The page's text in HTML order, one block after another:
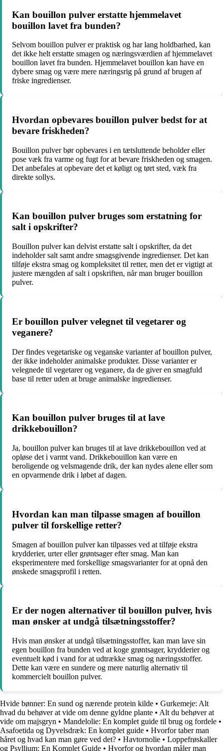
Kan bouillon pulver erstatte hjemmelavet
bouillon lavet fra bunden?
Selvom bouillon pulver er praktisk og har lang holdbarhed, kan
det ikke helt erstatte smagen og næringsværdien af hjemmelavet
bouillon lavet fra bunden. Hjemmelavet bouillon kan have en
dybere smag og være mere næringsrig på grund af brugen af
friske ingredienser.
Hvordan opbevares bouillon pulver bedst for at
bevare friskheden?
Bouillon pulver bør opbevares i en tætsluttende beholder eller
pose væk fra varme og fugt for at bevare friskheden og smagen.
Det anbefales at opbevare det et køligt og tørt sted, væk fra
direkte sollys.
Kan bouillon pulver bruges som erstatning for
salt i opskrifter?
Bouillon pulver kan delvist erstatte salt i opskrifter, da det
indeholder salt samt andre smagsgivende ingredienser. Det kan
tilføje ekstra smag og kompleksitet til retter, men det er vigtigt at
justere mængden af salt i opskriften, når man bruger bouillon
pulver.
Er bouillon pulver velegnet til vegetarer og
veganere?
Der findes vegetariske og veganske varianter af bouillon pulver,
der ikke indeholder animalske produkter. Disse varianter er
velegnede til vegetarer og veganere, da de giver en smagfuld
base til retter uden at bruge animalske ingredienser.
Kan bouillon pulver bruges til at lave
drikkebouillon?
Ja, bouillon pulver kan bruges til at lave drikkebouillon ved at
opløse det i varmt vand. Drikkebouillon kan være en
beroligende og velsmagende drik, der kan nydes alene eller som
en opvarmende drik i løbet af dagen.
Hvordan kan man tilpasse smagen af bouillon
pulver til forskellige retter?
Smagen af bouillon pulver kan tilpasses ved at tilføje ekstra
krydderier, urter eller grøntsager efter smag. Man kan
eksperimentere med forskellige smagsvarianter for at opnå den
ønskede smagsprofil i retten.
Er der nogen alternativer til bouillon pulver, hvis
man ønsker at undgå tilsætningsstoffer?
Hvis man ønsker at undgå tilsætningsstoffer, kan man lave sin
egen bouillon fra bunden ved at koge grøntsager, krydderier og
eventuelt kød i vand for at udtrække smag og næringsstoffer.
Dette kan være en sundere og mere naturlig alternativ til
kommercielt bouillon pulver.
Hvide bønner: En sund og nærende protein kilde • Gurkemeje: Alt
hvad du behøver at vide om denne gyldne plante • Alt du behøver at
vide om majsgryn • Mandelolie: En komplet guide til brug og fordele •
Asafoetida og Dyvelsdræk: En komplet guide • Hvorfor taber man
håret og hvad kan man gøre ved det? • Havtornolie • Loppefrøskaller
og Psyllium: En Komplet Guide • Hvorfor og hvordan måler man